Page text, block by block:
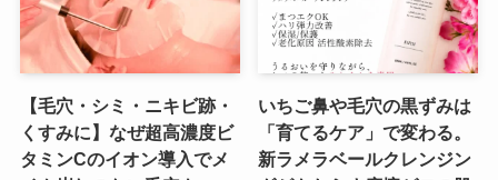
【毛穴・シミ・ニキビ跡・
くすみに】なぜ超高濃度ビ
タミンCのイオン導入でメ
いちご鼻や毛穴の黒ずみは
「育てるケア」で変わる。
新ラメラベールクレンジン